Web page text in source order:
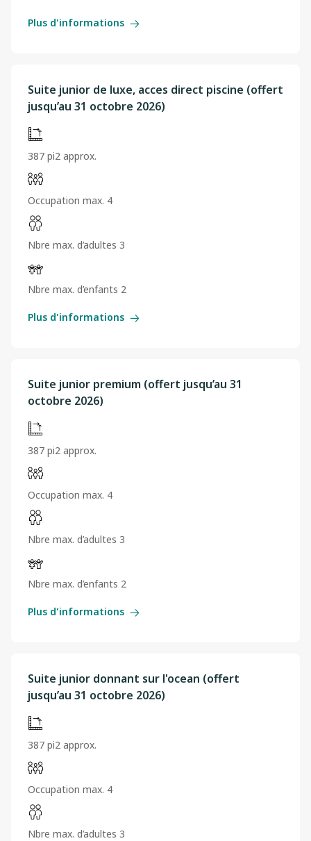
Plus d'informations
Suite junior de luxe, acces direct piscine (offert
jusqu’au 31 octobre 2026)
387 pi2 approx.
Occupation max. 4
Nbre max. d’adultes 3
Nbre max. d’enfants 2
Plus d'informations
Suite junior premium (offert jusqu’au 31
octobre 2026)
387 pi2 approx.
Occupation max. 4
Nbre max. d’adultes 3
Nbre max. d’enfants 2
Plus d'informations
Suite junior donnant sur l'ocean (offert
jusqu’au 31 octobre 2026)
387 pi2 approx.
Occupation max. 4
Nbre max. d’adultes 3